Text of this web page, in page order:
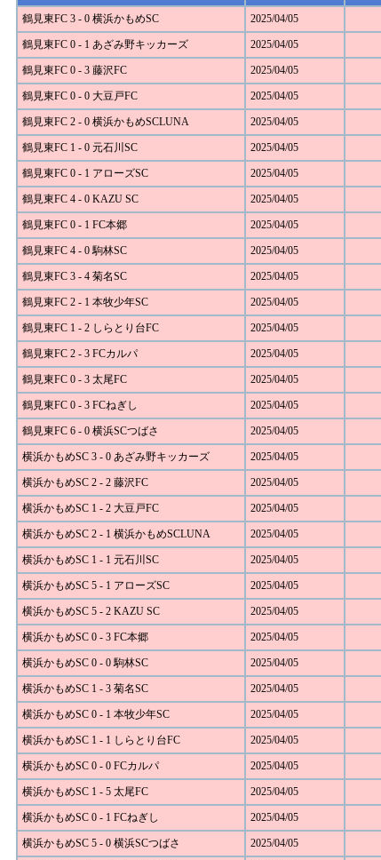
鶴見東FC 3 - 0 横浜かもめSC 2025/04/05
鶴見東FC 0 - 1 あざみ野キッカーズ 2025/04/05
鶴見東FC 0 - 3 藤沢FC 2025/04/05
鶴見東FC 0 - 0 大豆戸FC 2025/04/05
鶴見東FC 2 - 0 横浜かもめSCLUNA 2025/04/05
鶴見東FC 1 - 0 元石川SC 2025/04/05
鶴見東FC 0 - 1 アローズSC 2025/04/05
鶴見東FC 4 - 0 KAZU SC 2025/04/05
鶴見東FC 0 - 1 FC本郷 2025/04/05
鶴見東FC 4 - 0 駒林SC 2025/04/05
鶴見東FC 3 - 4 菊名SC 2025/04/05
鶴見東FC 2 - 1 本牧少年SC 2025/04/05
鶴見東FC 1 - 2 しらとり台FC 2025/04/05
鶴見東FC 2 - 3 FCカルパ 2025/04/05
鶴見東FC 0 - 3 太尾FC 2025/04/05
鶴見東FC 0 - 3 FCねぎし 2025/04/05
鶴見東FC 6 - 0 横浜SCつばさ 2025/04/05
横浜かもめSC 3 - 0 あざみ野キッカーズ 2025/04/05
横浜かもめSC 2 - 2 藤沢FC 2025/04/05
横浜かもめSC 1 - 2 大豆戸FC 2025/04/05
横浜かもめSC 2 - 1 横浜かもめSCLUNA 2025/04/05
横浜かもめSC 1 - 1 元石川SC 2025/04/05
横浜かもめSC 5 - 1 アローズSC 2025/04/05
横浜かもめSC 5 - 2 KAZU SC 2025/04/05
横浜かもめSC 0 - 3 FC本郷 2025/04/05
横浜かもめSC 0 - 0 駒林SC 2025/04/05
横浜かもめSC 1 - 3 菊名SC 2025/04/05
横浜かもめSC 0 - 1 本牧少年SC 2025/04/05
横浜かもめSC 1 - 1 しらとり台FC 2025/04/05
横浜かもめSC 0 - 0 FCカルパ 2025/04/05
横浜かもめSC 1 - 5 太尾FC 2025/04/05
横浜かもめSC 0 - 1 FCねぎし 2025/04/05
横浜かもめSC 5 - 0 横浜SCつばさ 2025/04/05